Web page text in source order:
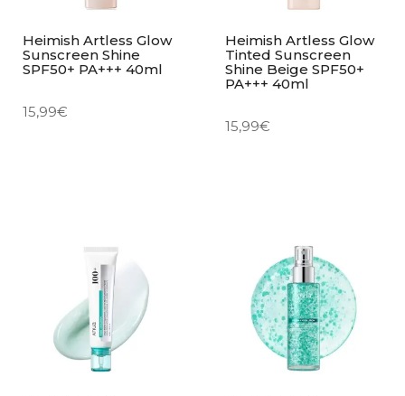
Heimish Artless Glow
Sunscreen Shine
SPF50+ PA+++ 40ml
15,99€
Heimish Artless Glow
Tinted Sunscreen
Shine Beige SPF50+
PA+++ 40ml
15,99€